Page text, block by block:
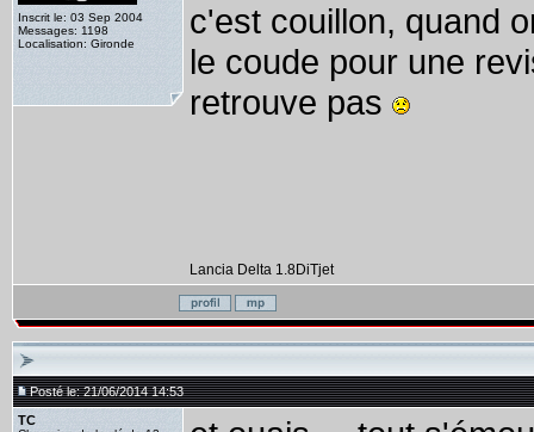
Inscrit le: 03 Sep 2004
Messages: 1198
Localisation: Gironde
c'est couillon, quand
le coude pour une
retrouve pas
Lancia Delta 1.8DiTjet
Posté le: 21/06/2014 14:53
TC